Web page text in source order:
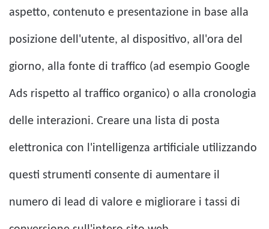
aspetto, contenuto e presentazione in base alla
posizione dell'utente, al dispositivo, all'ora del
giorno, alla fonte di traffico (ad esempio Google
Ads rispetto al traffico organico) o alla cronologia
delle interazioni. Creare una lista di posta
elettronica con l'intelligenza artificiale utilizzando
questi strumenti consente di aumentare il
numero di lead di valore e migliorare i tassi di